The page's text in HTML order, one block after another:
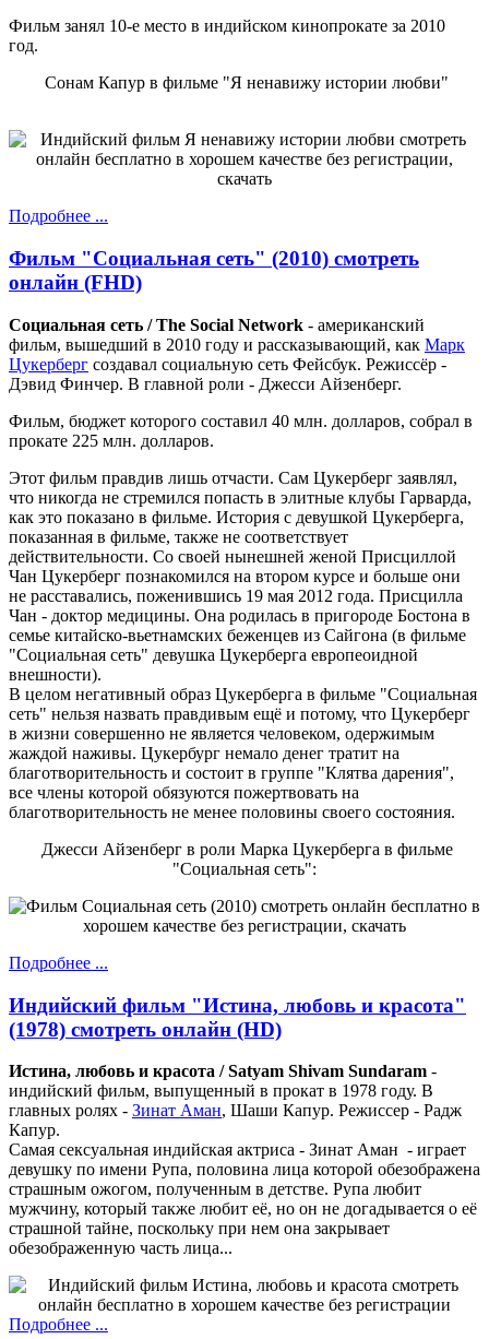
Фильм занял 10-е место в индийском кинопрокате за 2010
год.
Сонам Капур в фильме "Я ненавижу истории любви"
Подробнее ...
Фильм "Социальная сеть" (2010) смотреть
онлайн (FHD)
Социальная сеть / The Social Network - американский
фильм, вышедший в 2010 году и рассказывающий, как Марк
Цукерберг создавал социальную сеть Фейсбук. Режиссёр -
Дэвид Финчер. В главной роли - Джесси Айзенберг.
Фильм, бюджет которого составил 40 млн. долларов, собрал в
прокате 225 млн. долларов.
Этот фильм правдив лишь отчасти. Сам Цукерберг заявлял,
что никогда не стремился попасть в элитные клубы Гарварда,
как это показано в фильме. История с девушкой Цукерберга,
показанная в фильме, также не соответствует
действительности. Со своей нынешней женой Присциллой
Чан Цукерберг познакомился на втором курсе и больше они
не расставались, поженившись 19 мая 2012 года. Присцилла
Чан - доктор медицины. Она родилась в пригороде Бостона в
семье китайско-вьетнамских беженцев из Сайгона (в фильме
"Социальная сеть" девушка Цукерберга европеоидной
внешности).
В целом негативный образ Цукерберга в фильме "Социальная
сеть" нельзя назвать правдивым ещё и потому, что Цукерберг
в жизни совершенно не является человеком, одержимым
жаждой наживы. Цукербург немало денег тратит на
благотворительность и состоит в группе "Клятва дарения",
все члены которой обязуются пожертвовать на
благотворительность не менее половины своего состояния.
Джесси Айзенберг в роли Марка Цукерберга в фильме
"Социальная сеть":
Подробнее ...
Индийский фильм "Истина, любовь и красота"
(1978) смотреть онлайн (HD)
Истина, любовь и красота / Satyam Shivam Sundaram -
индийский фильм, выпущенный в прокат в 1978 году. В
главных ролях - Зинат Аман, Шаши Капур. Режиссер - Радж
Капур.
Самая сексуальная индийская актриса - Зинат Аман - играет
девушку по имени Рупа, половина лица которой обезображена
страшным ожогом, полученным в детстве. Рупа любит
мужчину, который также любит её, но он не догадывается о её
страшной тайне, поскольку при нем она закрывает
обезображенную часть лица...
Подробнее ...